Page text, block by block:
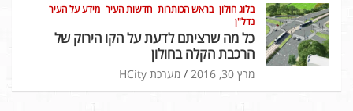
בלוג חולון בראש הכותרות חדשות העיר מידע על העיר
נדל"ן
כל מה שרציתם לדעת על הקו הירוק של
הרכבת הקלה בחולון
מרץ 30, 2016 מערכת HCity